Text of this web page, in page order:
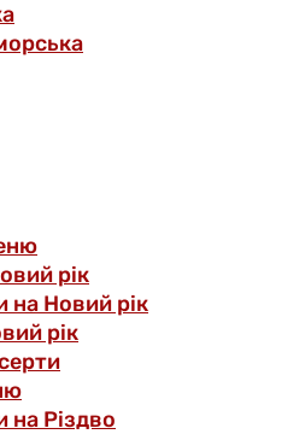
рік
на Новий рік
рік
на Різдво